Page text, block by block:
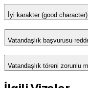
İyi karakter (good
Vatandaşlık başvurusu
Vatandaşlık töreni zorunlu